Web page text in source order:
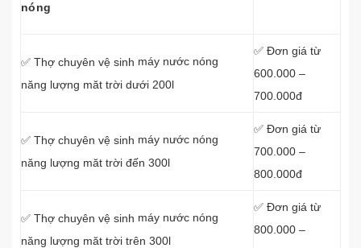
nóng
✅ Thợ chuyên vệ sinh máy nước nóng
năng lượng măt trời dưới 200l
✅ Đơn giá từ
600.000 –
700.000đ
✅ Thợ chuyên vệ sinh máy nước nóng
năng lượng măt trời đến 300l
✅ Đơn giá từ
700.000 –
800.000đ
✅ Thợ chuyên vệ sinh máy nước nóng
năng lượng măt trời trên 300l
✅ Đơn giá từ
800.000 –